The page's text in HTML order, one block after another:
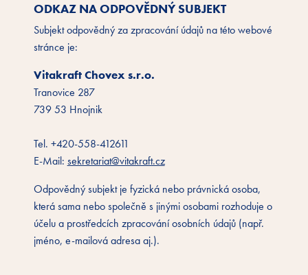
ODKAZ NA ODPOVĚDNÝ SUBJEKT
Subjekt odpovědný za zpracování údajů na této webové
stránce je:
Vitakraft Chovex s.r.o.
Tranovice 287
739 53 Hnojnik
Tel. +420-558-412611
E-Mail: sekretariat@vitakraft.cz
Odpovědný subjekt je fyzická nebo právnická osoba,
která sama nebo společně s jinými osobami rozhoduje o
účelu a prostředcích zpracování osobních údajů (např.
jméno, e-mailová adresa aj.).